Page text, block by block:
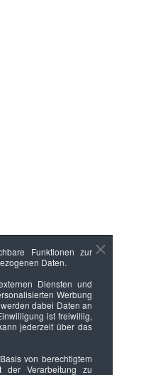
Funktionen zur
Daten.
Diensten und
Werbung
dabei Daten an
ist freiwillig,
jederzeit über das
von berechtigtem
der Verarbeitung zu